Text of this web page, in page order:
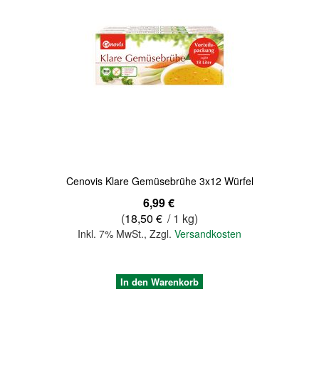
Cenovis Klare Gemüsebrühe 3x12 Würfel
6,99 €
(18,50 € / 1 kg)
Inkl. 7% MwSt., Zzgl. Versandkosten
In den Warenkorb